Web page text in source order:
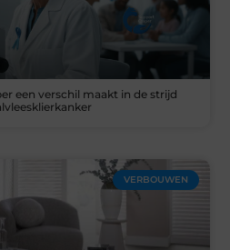
een verschil maakt in de strijd
VERBOUWEN